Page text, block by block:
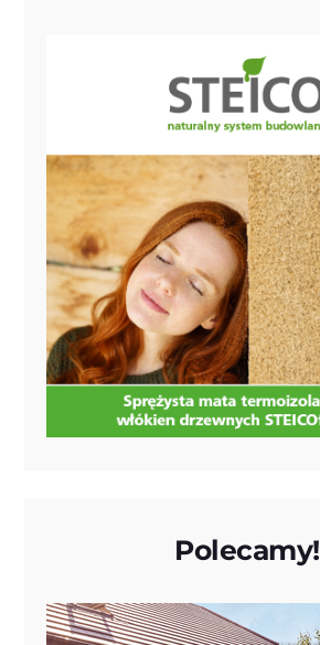
Polecamy!